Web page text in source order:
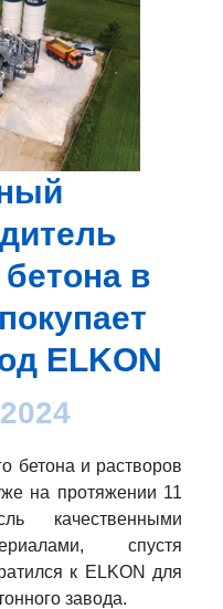
в
ELKON
бетона и растворов
на протяжении 11
качественными
спустя
к ELKON для
завода.